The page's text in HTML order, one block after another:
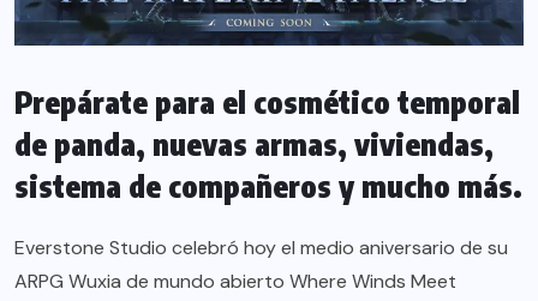
Prepárate para el cosmético temporal
de panda, nuevas armas, viviendas,
sistema de compañeros y mucho más.
Everstone Studio celebró hoy el medio aniversario de su
ARPG Wuxia de mundo abierto Where Winds Meet